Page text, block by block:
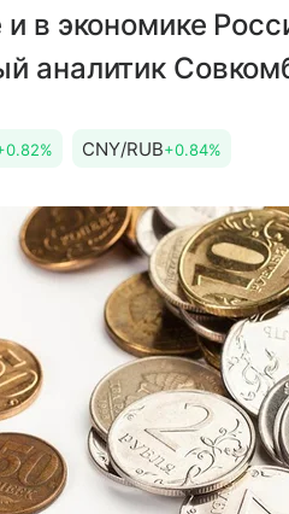
в экономике
аналитик
CNY/RUB+0.84%